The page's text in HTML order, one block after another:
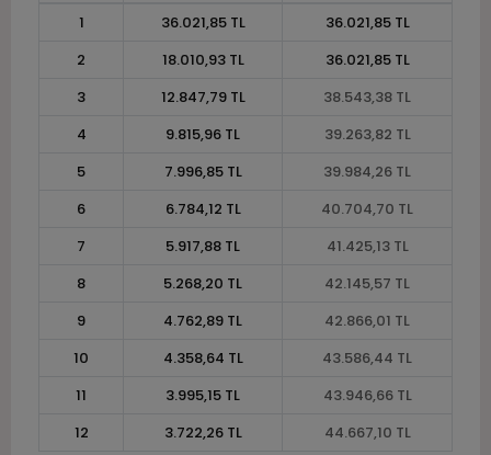
1
36.021,85 TL
36.021,85 TL
2
18.010,93 TL
36.021,85 TL
3
12.847,79 TL
38.543,38 TL
4
9.815,96 TL
39.263,82 TL
5
7.996,85 TL
39.984,26 TL
6
6.784,12 TL
40.704,70 TL
7
5.917,88 TL
41.425,13 TL
8
5.268,20 TL
42.145,57 TL
9
4.762,89 TL
42.866,01 TL
10
4.358,64 TL
43.586,44 TL
11
3.995,15 TL
43.946,66 TL
12
3.722,26 TL 44.667,10 TL